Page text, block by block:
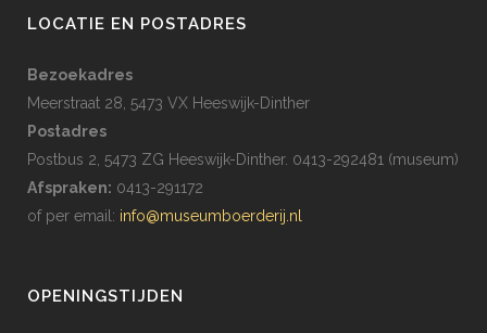
LOCATIE EN POSTADRES
Bezoekadres
Meerstraat 28, 5473 VX Heeswijk-Dinther
Postadres
Postbus 2, 5473 ZG Heeswijk-Dinther. 0413-292481 (museum)
Afspraken: 0413-291172
of per email: info@museumboerderij.nl
OPENINGSTIJDEN